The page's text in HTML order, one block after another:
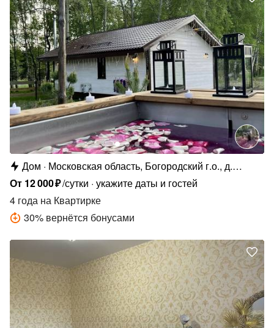
Дом
Московская область, Богородский г.о., д.
Тимково, Совхозная ул., 141Б
От 12000₽/сутки укажите даты и гостей
4 года на Квартирке
30% вернётся бонусами